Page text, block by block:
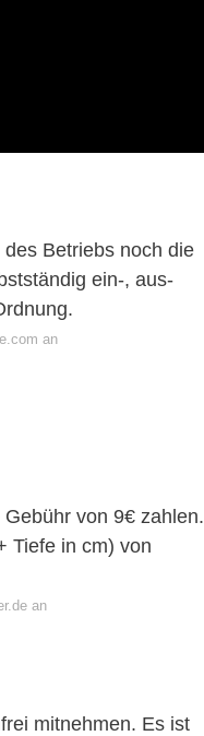
Betriebs noch die
ein-, aus-
an
von 9€ zahlen.
Tiefe in cm) von
an
mitnehmen. Es ist